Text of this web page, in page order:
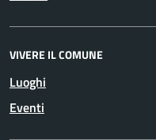
VIVERE IL COMUNE
Luoghi
Eventi